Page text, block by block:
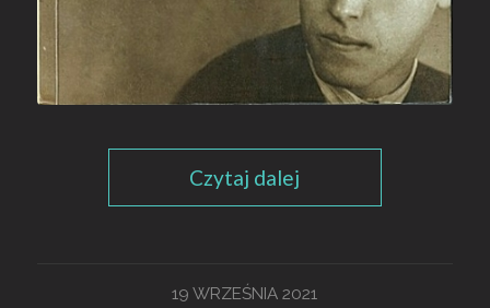
Czytaj dalej
19 WRZEŚNIA 2021